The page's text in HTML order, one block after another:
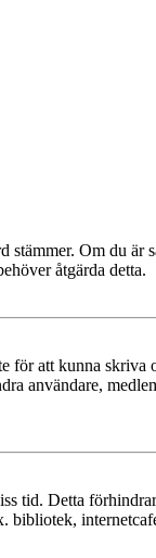
Om du är
åtgärda detta.
för att kunna
användare,
tid. Detta